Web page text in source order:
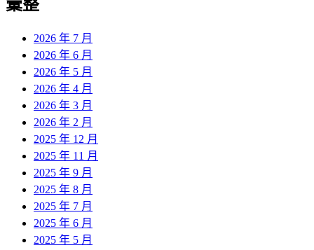
彙整
2026 年 7 月
2026 年 6 月
2026 年 5 月
2026 年 4 月
2026 年 3 月
2026 年 2 月
2025 年 12 月
2025 年 11 月
2025 年 9 月
2025 年 8 月
2025 年 7 月
2025 年 6 月
2025 年 5 月